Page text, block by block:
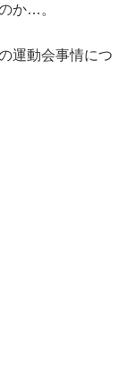
か…。
運動会事情につ